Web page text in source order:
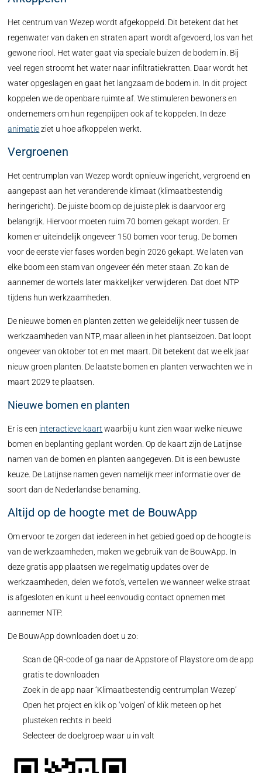
Het centrum van Wezep wordt afgekoppeld. Dit betekent dat het
regenwater van daken en straten apart wordt afgevoerd, los van het
gewone riool. Het water gaat via speciale buizen de bodem in. Bij
veel regen stroomt het water naar infiltratiekratten. Daar wordt het
water opgeslagen en gaat het langzaam de bodem in. In dit project
koppelen we de openbare ruimte af. We stimuleren bewoners en
ondernemers om hun regenpijpen ook af te koppelen. In deze
animatieziet u hoe afkoppelen werkt.
Vergroenen
Het centrumplan van Wezep wordt opnieuw ingericht, vergroend en
aangepast aan het veranderende klimaat (klimaatbestendig
heringericht). De juiste boom op de juiste plek is daarvoor erg
belangrijk. Hiervoor moeten ruim 70 bomen gekapt worden. Er
komen er uiteindelijk ongeveer 150 bomen voor terug. De bomen
voor de eerste vier fases worden begin 2026 gekapt. We laten van
elke boom een stam van ongeveer één meter staan. Zo kan de
aannemer de wortels later makkelijker verwijderen. Dat doet NTP
tijdens hun werkzaamheden.
De nieuwe bomen en planten zetten we geleidelijk neer tussen de
werkzaamheden van NTP, maar alleen in het plantseizoen. Dat loopt
ongeveer van oktober tot en met maart. Dit betekent dat we elk jaar
nieuw groen planten. De laatste bomen en planten verwachten we in
maart 2029 te plaatsen.
Nieuwe bomen en planten
Er is een interactieve kaart waarbij u kunt zien waar welke nieuwe
bomen en beplanting geplant worden. Op de kaart zijn de Latijnse
namen van de bomen en planten aangegeven. Dit is een bewuste
keuze. De Latijnse namen geven namelijk meer informatie over de
soort dan de Nederlandse benaming.
Altijd op de hoogte met de BouwApp
Om ervoor te zorgen dat iedereen in het gebied goed op de hoogte is
van de werkzaamheden, maken we gebruik van de BouwApp. In
deze gratis app plaatsen we regelmatig updates over de
werkzaamheden, delen we foto’s, vertellen we wanneer welke straat
is afgesloten en kunt u heel eenvoudig contact opnemen met
aannemer NTP.
De BouwApp downloaden doet u zo:
Scan de QR-code of ga naar de Appstore of Playstore om de app
gratis te downloaden
Zoek in de app naar ‘Klimaatbestendig centrumplan Wezep’
Open het project en klik op ‘volgen’ of klik meteen op het
plusteken rechts in beeld
Selecteer de doelgroep waar u in valt